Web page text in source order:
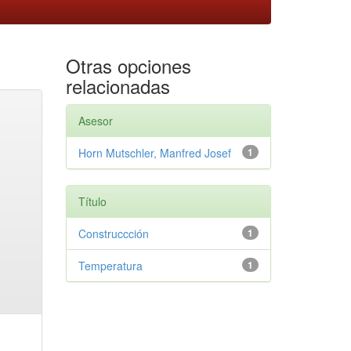
Otras opciones
relacionadas
Asesor
1
Horn Mutschler, Manfred Josef
Título
1
Construccción
1
Temperatura